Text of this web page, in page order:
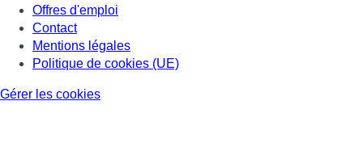
Offres d'emploi
Contact
Mentions légales
Politique de cookies (UE)
Gérer les cookies